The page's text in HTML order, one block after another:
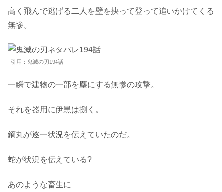
高く飛んで逃げる二人を壁を抉って登って追いかけてくる
無惨。
引用：鬼滅の刃194話
一瞬で建物の一部を塵にする無惨の攻撃。
それを器用に伊黒は捌く。
鏑丸が逐一状況を伝えていたのだ。
蛇が状況を伝えている?
あのような畜生に